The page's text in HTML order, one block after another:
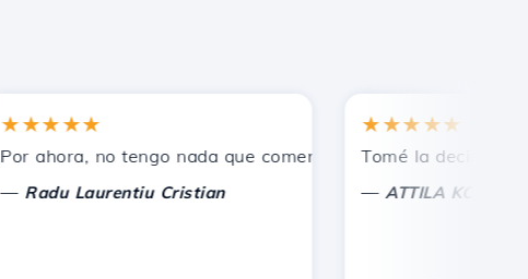
ahora, no tengo nada que comentar, solo agradecer. Con
Laurentiu Cristian
★★★★★
Tomé la decisión
ATTILA KOLES